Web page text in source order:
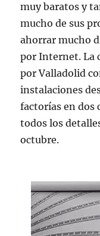
muy baratos y
mucho de sus
ahorrar mucho
por Internet. La
por Valladolid
instalaciones
factorías en dos
todos los
octubre.